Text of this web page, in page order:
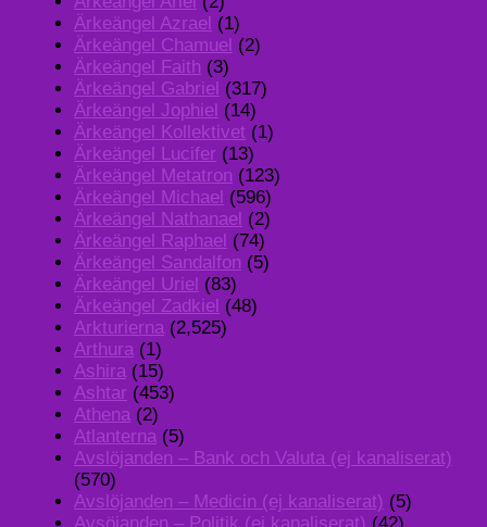
Ärkeängel Azrael (1)
Ärkeängel Chamuel (2)
Ärkeängel Faith (3)
Ärkeängel Gabriel (317)
Ärkeängel Jophiel (14)
Ärkeängel Kollektivet (1)
Ärkeängel Lucifer (13)
Ärkeängel Metatron (123)
Ärkeängel Michael (596)
Ärkeängel Nathanael (2)
Ärkeängel Raphael (74)
Ärkeängel Sandalfon (5)
Ärkeängel Uriel (83)
Ärkeängel Zadkiel (48)
Arkturierna (2,525)
Arthura (1)
Ashira (15)
Ashtar (453)
Athena (2)
Atlanterna (5)
Avslöjanden – Bank och Valuta (ej kanaliserat)
(570)
Avslöjanden – Medicin (ej kanaliserat) (5)